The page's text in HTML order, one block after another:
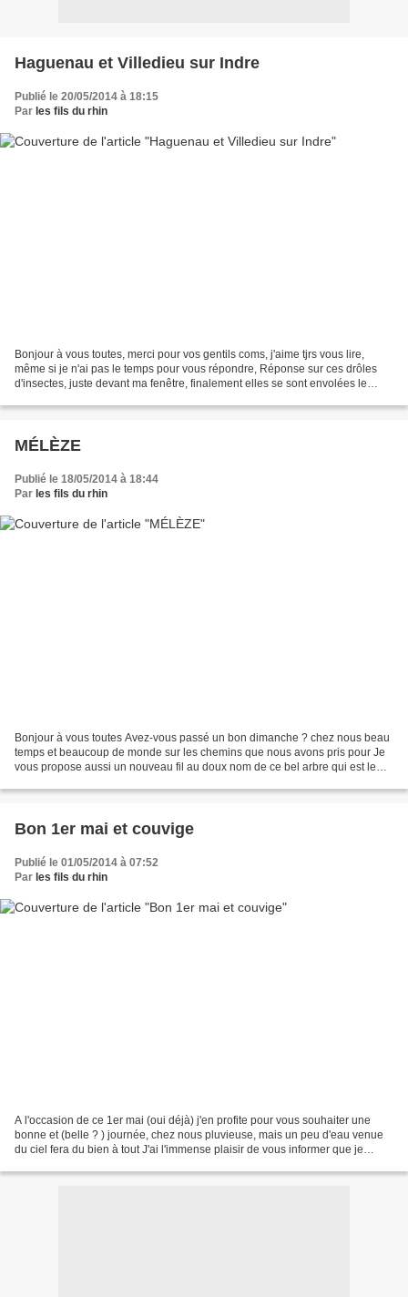
Haguenau et Villedieu sur Indre
Publié le 20/05/2014 à 18:15
Par les fils du rhin
Bonjour à vous toutes, merci pour vos gentils coms, j'aime tjrs vous lire,
même si je n'ai pas le temps pour vous répondre, Réponse sur ces drôles
d'insectes, juste devant ma fenêtre, finalement elles se sont envolées le
MÉLÈZE
Publié le 18/05/2014 à 18:44
Par les fils du rhin
Bonjour à vous toutes Avez-vous passé un bon dimanche ? chez nous beau
temps et beaucoup de monde sur les chemins que nous avons pris pour Je
vous propose aussi un nouveau fil au doux nom de ce bel arbre qui est le
Bon 1er mai et couvige
Publié le 01/05/2014 à 07:52
Par les fils du rhin
A l'occasion de ce 1er mai (oui déjà) j'en profite pour vous souhaiter une
bonne et (belle ? ) journée, chez nous pluvieuse, mais un peu d'eau venue
du ciel fera du bien à tout J'ai l'immense plaisir de vous informer que je